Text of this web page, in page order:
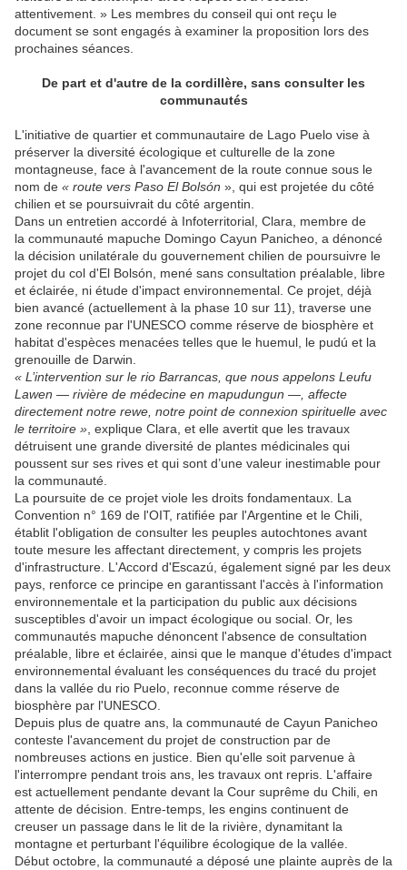
attentivement. » Les membres du conseil qui ont reçu le
document se sont engagés à examiner la proposition lors des
prochaines séances.
De part et d'autre de la cordillère, sans consulter les
communautés
L'initiative de quartier et communautaire de Lago Puelo vise à
préserver la diversité écologique et culturelle de la zone
montagneuse, face à l'avancement de la route connue sous le
nom de « route vers Paso El Bolsón », qui est projetée du côté
chilien et se poursuivrait du côté argentin.
Dans un entretien accordé à Infoterritorial, Clara, membre de
la communauté mapuche Domingo Cayun Panicheo, a dénoncé
la décision unilatérale du gouvernement chilien de poursuivre le
projet du col d'El Bolsón, mené sans consultation préalable, libre
et éclairée, ni étude d'impact environnemental. Ce projet, déjà
bien avancé (actuellement à la phase 10 sur 11), traverse une
zone reconnue par l'UNESCO comme réserve de biosphère et
habitat d'espèces menacées telles que le huemul, le pudú et la
grenouille de Darwin.
« L’intervention sur le rio Barrancas, que nous appelons Leufu
Lawen — rivière de médecine en mapudungun —, affecte
directement notre rewe, notre point de connexion spirituelle avec
le territoire » , explique Clara, et elle avertit que les travaux
détruisent une grande diversité de plantes médicinales qui
poussent sur ses rives et qui sont d’une valeur inestimable pour
la communauté.
La poursuite de ce projet viole les droits fondamentaux. La
Convention n° 169 de l'OIT, ratifiée par l'Argentine et le Chili,
établit l'obligation de consulter les peuples autochtones avant
toute mesure les affectant directement, y compris les projets
d'infrastructure. L'Accord d'Escazú, également signé par les deux
pays, renforce ce principe en garantissant l'accès à l'information
environnementale et la participation du public aux décisions
susceptibles d'avoir un impact écologique ou social. Or, les
communautés mapuche dénoncent l'absence de consultation
préalable, libre et éclairée, ainsi que le manque d'études d'impact
environnemental évaluant les conséquences du tracé du projet
dans la vallée du rio Puelo, reconnue comme réserve de
biosphère par l'UNESCO.
Depuis plus de quatre ans, la communauté de Cayun Panicheo
conteste l'avancement du projet de construction par de
nombreuses actions en justice. Bien qu'elle soit parvenue à
l'interrompre pendant trois ans, les travaux ont repris. L'affaire
est actuellement pendante devant la Cour suprême du Chili, en
attente de décision. Entre-temps, les engins continuent de
creuser un passage dans le lit de la rivière, dynamitant la
montagne et perturbant l'équilibre écologique de la vallée.
Début octobre, la communauté a déposé une plainte auprès de la